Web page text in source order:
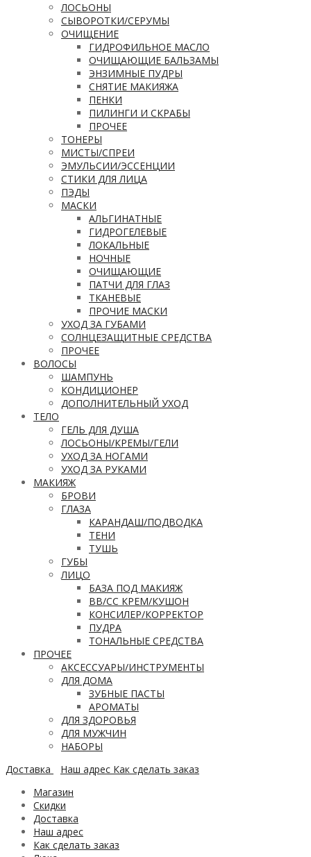
ЛОСЬОНЫ
СЫВОРОТКИ/СЕРУМЫ
ОЧИЩЕНИЕ
ГИДРОФИЛЬНОЕ МАСЛО
ОЧИЩАЮЩИЕ БАЛЬЗАМЫ
ЭНЗИМНЫЕ ПУДРЫ
СНЯТИЕ МАКИЯЖА
ПЕНКИ
ПИЛИНГИ И СКРАБЫ
ПРОЧЕЕ
ТОНЕРЫ
МИСТЫ/СПРЕИ
ЭМУЛЬСИИ/ЭССЕНЦИИ
СТИКИ ДЛЯ ЛИЦА
ПЭДЫ
МАСКИ
АЛЬГИНАТНЫЕ
ГИДРОГЕЛЕВЫЕ
ЛОКАЛЬНЫЕ
НОЧНЫЕ
ОЧИЩАЮЩИЕ
ПАТЧИ ДЛЯ ГЛАЗ
ТКАНЕВЫЕ
ПРОЧИЕ МАСКИ
УХОД ЗА ГУБАМИ
СОЛНЦЕЗАЩИТНЫЕ СРЕДСТВА
ПРОЧЕЕ
ВОЛОСЫ
ШАМПУНЬ
КОНДИЦИОНЕР
ДОПОЛНИТЕЛЬНЫЙ УХОД
ТЕЛО
ГЕЛЬ ДЛЯ ДУША
ЛОСЬОНЫ/КРЕМЫ/ГЕЛИ
УХОД ЗА НОГАМИ
УХОД ЗА РУКАМИ
МАКИЯЖ
БРОВИ
ГЛАЗА
КАРАНДАШ/ПОДВОДКА
ТЕНИ
ТУШЬ
ГУБЫ
ЛИЦО
БАЗА ПОД МАКИЯЖ
ВВ/CC КРЕМ/КУШОН
КОНСИЛЕР/КОРРЕКТОР
ПУДРА
ТОНАЛЬНЫЕ СРЕДСТВА
ПРОЧЕЕ
АКСЕССУАРЫ/ИНСТРУМЕНТЫ
ДЛЯ ДОМА
ЗУБНЫЕ ПАСТЫ
АРОМАТЫ
ДЛЯ ЗДОРОВЬЯ
ДЛЯ МУЖЧИН
НАБОРЫ
Доставка
Наш адрес Как сделать заказ
Магазин
Скидки
Доставка
Наш адрес
Как сделать заказ